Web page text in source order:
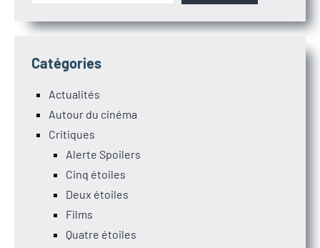
Catégories
Actualités
Autour du cinéma
Critiques
Alerte Spoilers
Cinq étoiles
Deux étoiles
Films
Quatre étoiles